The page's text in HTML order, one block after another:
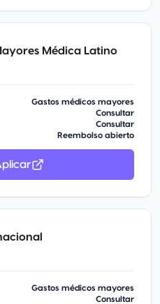
Médica Latino
Gastos médicos mayores
Consultar
Consultar
Reembolso abierto
Gastos médicos mayores
Consultar